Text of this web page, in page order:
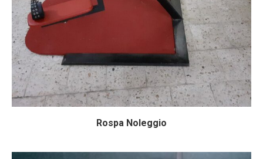
Rospa Noleggio